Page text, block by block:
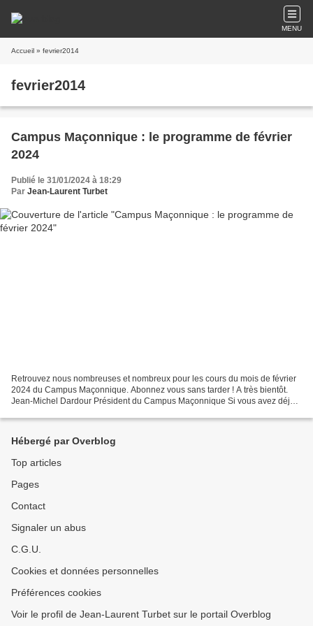
MENU
Accueil » fevrier2014
fevrier2014
Campus Maçonnique : le programme de février
2024
Publié le 31/01/2024 à 18:29
Par Jean-Laurent Turbet
Retrouvez nous nombreuses et nombreux pour les cours du mois de février
2024 du Campus Maçonnique. Abonnez vous sans tarder ! A très bientôt.
Jean-Michel Dardour Président du Campus Maçonnique Si vous avez déjà
Hébergé par Overblog
Top articles
Pages
Contact
Signaler un abus
C.G.U.
Cookies et données personnelles
Préférences cookies
Voir le profil de Jean-Laurent Turbet sur le portail Overblog